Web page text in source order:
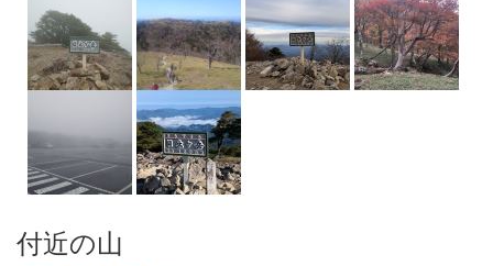
付近の山